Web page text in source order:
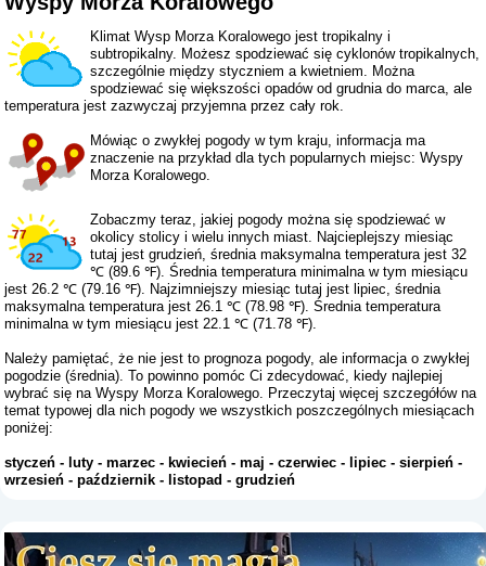
Klimat Wysp Morza Koralowego jest tropikalny i
subtropikalny. Możesz spodziewać się cyklonów tropikalnych,
szczególnie między styczniem a kwietniem. Można
spodziewać się większości opadów od grudnia do marca, ale
temperatura jest zazwyczaj przyjemna przez cały rok.
Mówiąc o zwykłej pogody w tym kraju, informacja ma
znaczenie na przykład dla tych popularnych miejsc: Wyspy
Morza Koralowego.
Zobaczmy teraz, jakiej pogody można się spodziewać w
okolicy stolicy i wielu innych miast. Najcieplejszy miesiąc
tutaj jest grudzień, średnia maksymalna temperatura jest 32
℃ (89.6 ℉). Średnia temperatura minimalna w tym miesiącu
jest 26.2 ℃ (79.16 ℉). Najzimniejszy miesiąc tutaj jest lipiec, średnia
maksymalna temperatura jest 26.1 ℃ (78.98 ℉). Średnia temperatura
minimalna w tym miesiącu jest 22.1 ℃ (71.78 ℉).
Należy pamiętać, że nie jest to prognoza pogody, ale informacja o zwykłej
pogodzie (średnia). To powinno pomóc Ci zdecydować, kiedy najlepiej
wybrać się na Wyspy Morza Koralowego. Przeczytaj więcej szczegółów na
temat typowej dla nich pogody we wszystkich poszczególnych miesiącach
poniżej:
styczeń -luty -marzec -kwiecień -maj -czerwiec -lipiec -sierpień -
wrzesień -październik -listopad -grudzień